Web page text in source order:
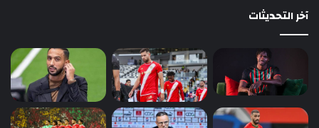
آخر التحديثات